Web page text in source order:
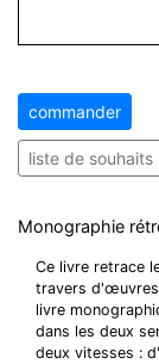
commander
liste de souhaits
Monographie
Ce livre retrace
travers d'œuvres
livre
dans les deux
deux vitesses :